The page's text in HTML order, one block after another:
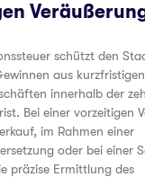
schützt den
aus kurzfristigen
innerhalb der
Bei einer vorzeitigen
im Rahmen einer
oder bei einer
präzise Ermittlung des